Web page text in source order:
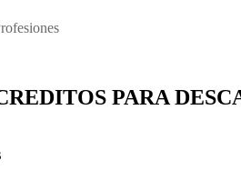
PARA